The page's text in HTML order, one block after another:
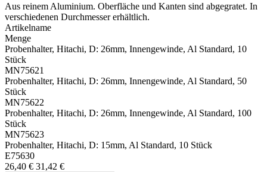
Aus reinem Aluminium. Oberfläche und Kanten sind abgegratet. In
verschiedenen Durchmesser erhältlich.
Artikelname
Menge
Probenhalter, Hitachi, D: 26mm, Innengewinde, Al Standard, 10
Stück
MN75621
Probenhalter, Hitachi, D: 26mm, Innengewinde, Al Standard, 50
Stück
MN75622
Probenhalter, Hitachi, D: 26mm, Innengewinde, Al Standard, 100
Stück
MN75623
Probenhalter, Hitachi, D: 15mm, Al Standard, 10 Stück
E75630
26,40 € 31,42 €